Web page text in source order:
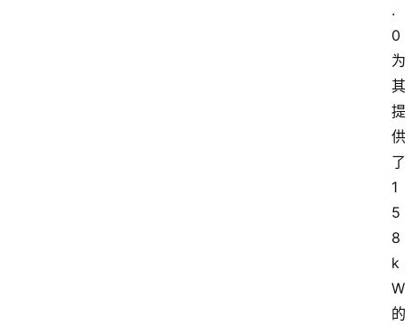
.
0
为
其
提
供
了
1
5
8
k
W
的